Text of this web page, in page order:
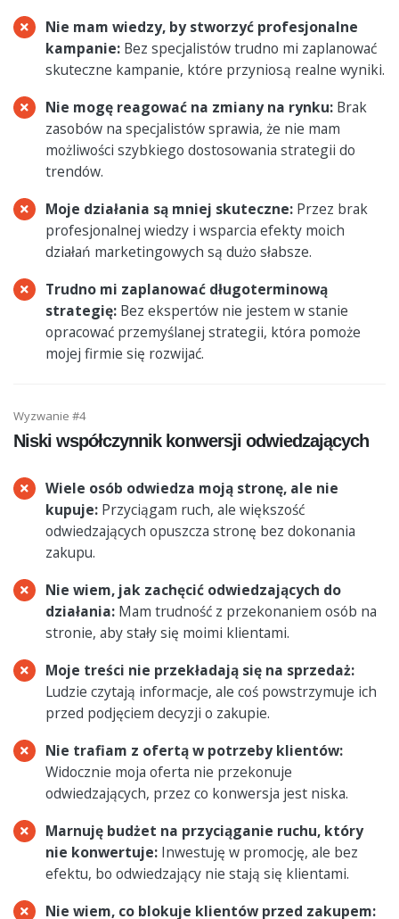
Nie mam wiedzy, by stworzyć profesjonalne
kampanie: Bez specjalistów trudno mi zaplanować
skuteczne kampanie, które przyniosą realne wyniki.
Nie mogę reagować na zmiany na rynku: Brak
zasobów na specjalistów sprawia, że nie mam
możliwości szybkiego dostosowania strategii do
trendów.
Moje działania są mniej skuteczne: Przez brak
profesjonalnej wiedzy i wsparcia efekty moich
działań marketingowych są dużo słabsze.
Trudno mi zaplanować długoterminową
strategię: Bez ekspertów nie jestem w stanie
opracować przemyślanej strategii, która pomoże
mojej firmie się rozwijać.
Wyzwanie #4
Niski współczynnik konwersji odwiedzających
Wiele osób odwiedza moją stronę, ale nie
kupuje: Przyciągam ruch, ale większość
odwiedzających opuszcza stronę bez dokonania
zakupu.
Nie wiem, jak zachęcić odwiedzających do
działania: Mam trudność z przekonaniem osób na
stronie, aby stały się moimi klientami.
Moje treści nie przekładają się na sprzedaż:
Ludzie czytają informacje, ale coś powstrzymuje ich
przed podjęciem decyzji o zakupie.
Nie trafiam z ofertą w potrzeby klientów:
Widocznie moja oferta nie przekonuje
odwiedzających, przez co konwersja jest niska.
Marnuję budżet na przyciąganie ruchu, który
nie konwertuje: Inwestuję w promocję, ale bez
efektu, bo odwiedzający nie stają się klientami.
Nie wiem, co blokuje klientów przed zakupem: